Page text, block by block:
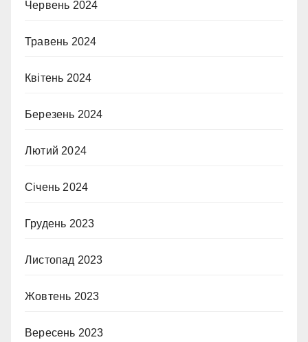
Червень 2024
Травень 2024
Квітень 2024
Березень 2024
Лютий 2024
Січень 2024
Грудень 2023
Листопад 2023
Жовтень 2023
Вересень 2023